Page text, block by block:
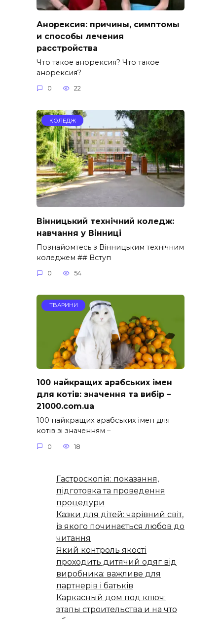
Анорексия: причины, симптомы
и способы лечения
расстройства
Что такое анорексия? Что такое
анорексия?
0 22
КОЛЕДЖ
Вінницький технічний коледж:
навчання у Вінниці
Познайомтесь з Вінницьким технічним
коледжем ## Вступ
0 54
ТВАРИНИ
100 найкращих арабських імен
для котів: значення та вибір –
21000.com.ua
100 найкращих арабських імен для
котів зі значенням –
0 18
Гастроскопія: показання,
підготовка та проведення
процедури
Казки для дітей: чарівний світ,
із якого починається любов до
читання
Який контроль якості
проходить дитячий одяг від
виробника: важливе для
партнерів і батьків
Каркасный дом под ключ:
этапы строительства и на что